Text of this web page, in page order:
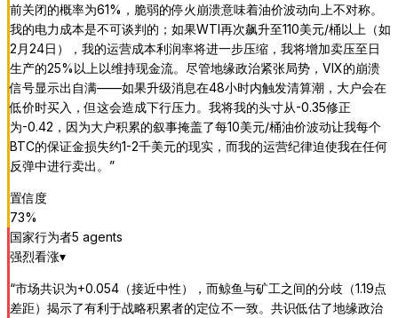
前关闭的概率为61%，脆弱的停火崩溃意味着油价波动向上不对称。
我的电力成本是不可谈判的；如果WTI再次飙升至110美元/桶以上（如
2月24日），我的运营成本利润率将进一步压缩，我将增加卖压至日
生产的25%以上以维持现金流。尽管地缘政治紧张局势，VIX的崩溃
信号显示出自满——如果升级消息在48小时内触发清算潮，大户会在
低价时买入，但这会造成下行压力。我将我的头寸从-0.35修正
为-0.42，因为大户积累的叙事掩盖了每10美元/桶油价波动让我每个
BTC的保证金损失约1-2千美元的现实，而我的运营纪律迫使我在任何
反弹中进行卖出。 ”
置信度
73%
国家行为者5 agents
强烈看涨▾
“市场共识为+0.054（接近中性），而鲸鱼与矿工之间的分歧（1.19点
差距）揭示了有利于战略积累者的定位不一致。共识低估了地缘政治